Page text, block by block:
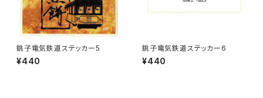
銚子電気鉄道ステッカー5
¥440
銚子電気鉄道ステッカー6
¥440